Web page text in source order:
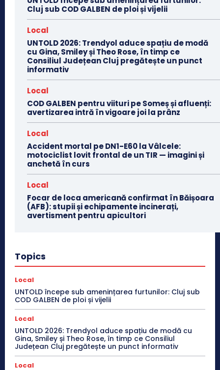
Cluj sub COD GALBEN de ploi și vijelii
Local
UNTOLD 2026: Trendyol aduce spațiu de modă
cu Gina, Smiley și Theo Rose, în timp ce
Consiliul Județean Cluj pregătește un punct
informativ
Local
COD GALBEN pentru viituri pe Someș și afluenți:
avertizarea intră în vigoare joi la prânz
Local
Accident mortal pe DN1-E60 la Vâlcele:
motociclist lovit frontal de un TIR — imagini și
anchetă în curs
Local
Focar de loca americană confirmat în Băișoara
(AFB): stupii și echipamente incinerați,
avertisment pentru apicultori
Topics
Local
UNTOLD începe sub amenințarea furtunilor: Cluj sub
COD GALBEN de ploi și vijelii
Local
UNTOLD 2026: Trendyol aduce spațiu de modă cu
Gina, Smiley și Theo Rose, în timp ce Consiliul
Județean Cluj pregătește un punct informativ
Local